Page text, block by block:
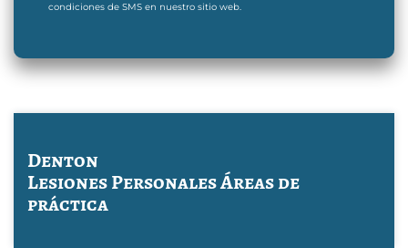
condiciones de SMS en nuestro sitio web.
Denton
Lesiones PersonalesÁreas de
práctica